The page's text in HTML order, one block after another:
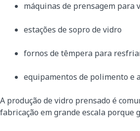
máquinas de prensagem para
estações de sopro de vidro
fornos de têmpera para
equipamentos de polimento e
A produção de vidro prensado é
fabricação em grande escala porque